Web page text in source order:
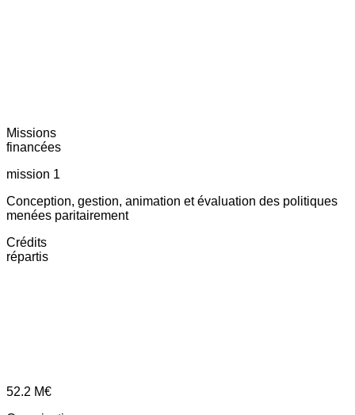
Missions
financées
mission 1
Conception, gestion, animation et évaluation des politiques
menées paritairement
Crédits
répartis
52.2 M€